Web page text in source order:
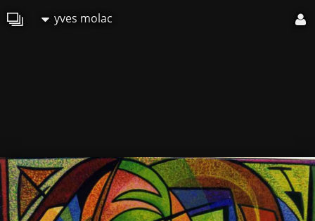
yves molac